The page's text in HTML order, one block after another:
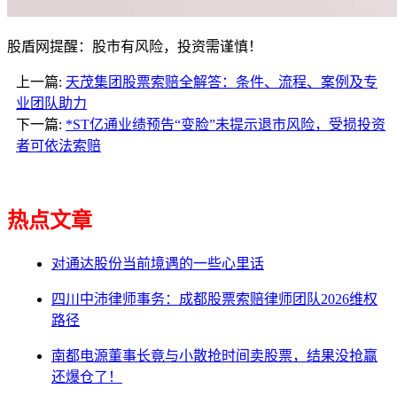
股盾网提醒：股市有风险，投资需谨慎！
上一篇: 天茂集团股票索赔全解答：条件、流程、案例及专
业团队助力
下一篇: *ST亿通业绩预告“变脸”未提示退市风险，受损投资
者可依法索赔
热点文章
对通达股份当前境遇的一些心里话
四川中沛律师事务：成都股票索赔律师团队2026维权
路径
南都电源董事长竟与小散抢时间卖股票，结果没抢赢
还爆仓了！